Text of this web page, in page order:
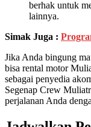
berhak untuk
lainnya.
Simak Juga :
Jika Anda bingung
bisa rental motor
sebagai penyedia
Segenap Crew
perjalanan Anda